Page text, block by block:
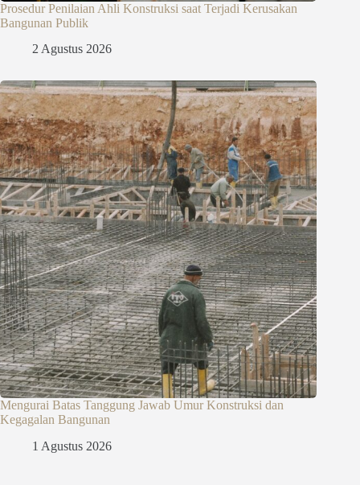
Prosedur Penilaian Ahli Konstruksi saat Terjadi Kerusakan
Bangunan Publik
2 Agustus 2026
Mengurai Batas Tanggung Jawab Umur Konstruksi dan
Kegagalan Bangunan
1 Agustus 2026